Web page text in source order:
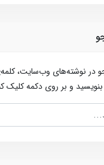
در نوشته‌های وب‌سایت،
و بر روی دکمه کلیک